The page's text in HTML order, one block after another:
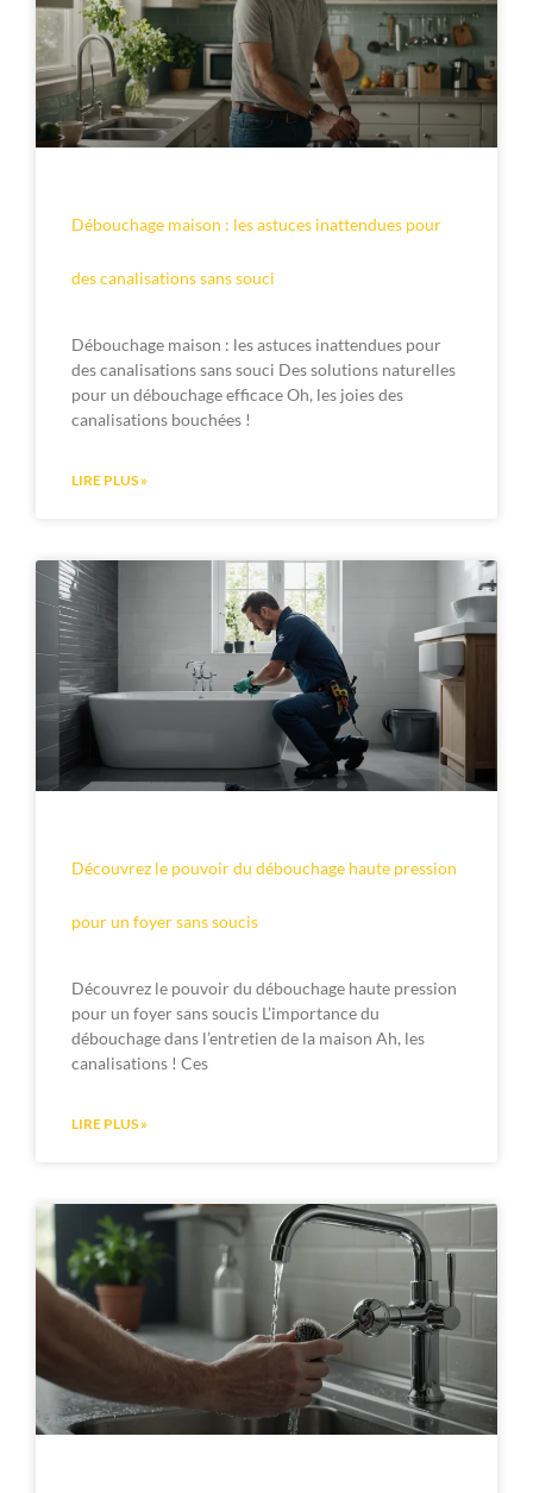
Débouchage maison : les astuces inattendues pour
des canalisations sans souci
Débouchage maison : les astuces inattendues pour
des canalisations sans souci Des solutions naturelles
pour un débouchage efficace Oh, les joies des
canalisations bouchées !
LIRE PLUS »
Découvrez le pouvoir du débouchage haute pression
pour un foyer sans soucis
Découvrez le pouvoir du débouchage haute pression
pour un foyer sans soucis L’importance du
débouchage dans l’entretien de la maison Ah, les
canalisations ! Ces
LIRE PLUS »